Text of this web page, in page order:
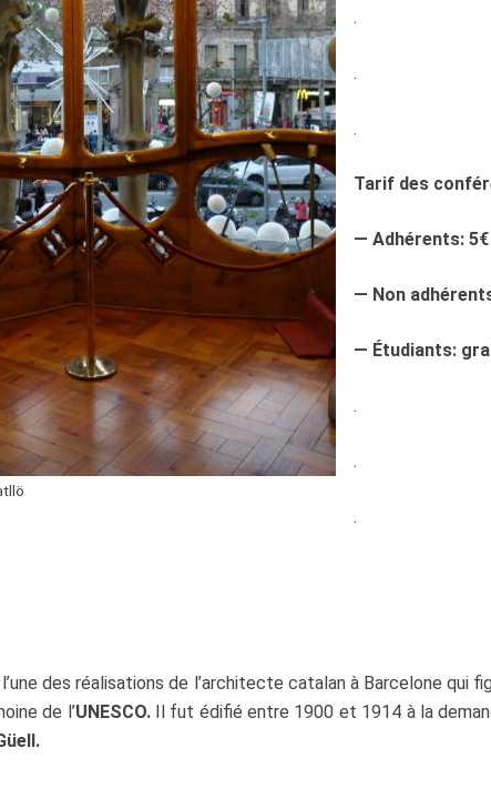
.
.
.
Tarif des
— Adhérents: 5€
— Non
— Étudiants:
.
.
.
des réalisations de l’architecte catalan à Barcelone qui
de l’UNESCO.Il fut édifié entre 1900 et 1914 à la